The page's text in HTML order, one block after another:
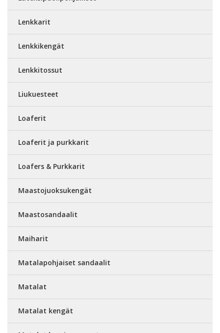
Lenkkarit
Lenkkikengät
Lenkkitossut
Liukuesteet
Loaferit
Loaferit ja purkkarit
Loafers & Purkkarit
Maastojuoksukengät
Maastosandaalit
Maiharit
Matalapohjaiset sandaalit
Matalat
Matalat kengät